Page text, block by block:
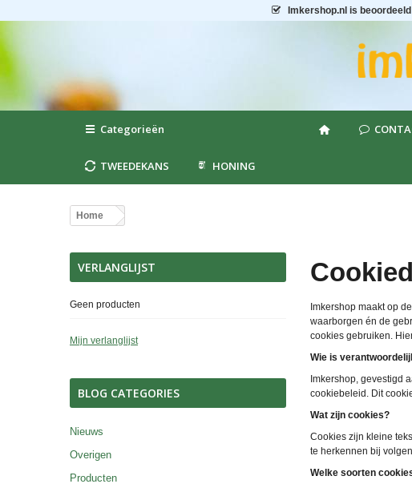
Imkershop.nl is
Categorieën
TWEEDEKANS HONING
Home
VERLANGLIJST
Geen producten
Mijn verlanglijst
BLOG CATEGORIES
Nieuws
Overigen
Producten
Imkershop maakt op
waarborgen én de
cookies gebruiken.
Wie is
Imkershop, gevestigd
cookiebeleid. Dit
Wat zijn cookies?
Cookies zijn kleine
te herkennen bij
Welke soorten